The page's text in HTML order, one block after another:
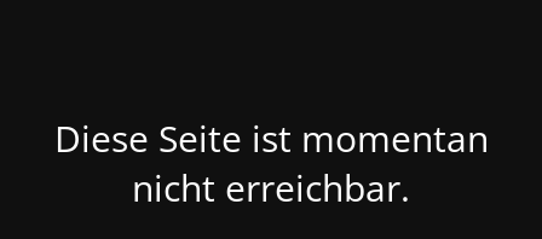
Diese Seite ist momentan
nicht erreichbar.